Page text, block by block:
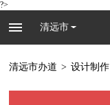
?>
清远市
清远市办道 > 设计制作